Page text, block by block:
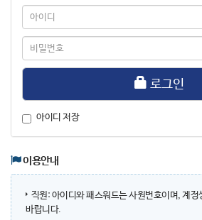
아
디
비
번
로그인
아이디 저장
이용안내
직원: 아이디와 패스워드는 사원번호이며, 계정
바랍니다.